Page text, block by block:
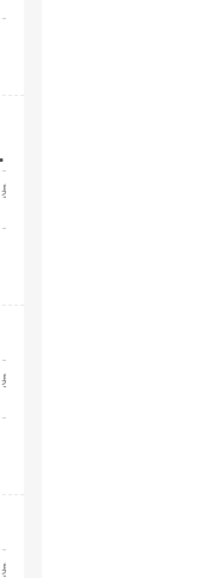
舉
舉
舉